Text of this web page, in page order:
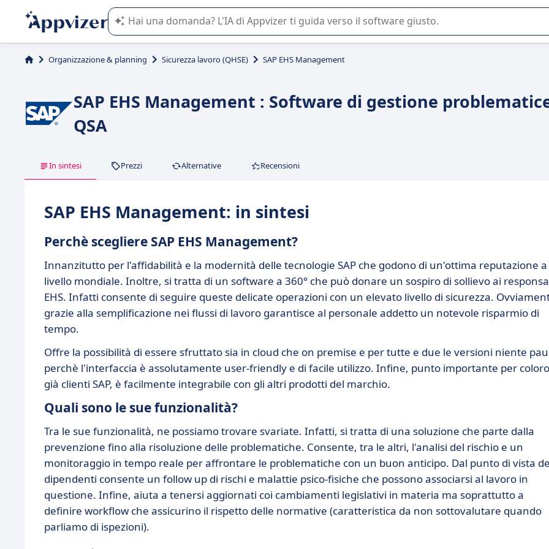
L'IA di Appvizer vi guida nell'utilizzo o nella scelta di un software SaaS per la vostra azienda.
Organizzazione & planning Sicurezza lavoro (QHSE) SAP EHS Management
SAP EHS Management : Software di gestione
QSA
In sintesi Prezzi Alternative Recensioni
SAP EHS Management: in sintesi
Perchè scegliere SAP EHS Management?
Innanzitutto per l'affidabilità e la modernità delle tecnologie SAP che godono di un'ottima reputazione a
livello mondiale. Inoltre, si tratta di un software a 360° che può donare un sospiro di sollievo ai
EHS. Infatti consente di seguire queste delicate operazioni con un elevato livello di sicurezza.
grazie alla semplificazione nei flussi di lavoro garantisce al personale addetto un notevole risparmio di
tempo.
Offre la possibilità di essere sfruttato sia in cloud che on premise e per tutte e due le versioni niente
perchè l'interfaccia è assolutamente user-friendly e di facile utilizzo. Infine, punto importante per coloro
già clienti SAP, è facilmente integrabile con gli altri prodotti del marchio.
Quali sono le sue funzionalità?
Tra le sue funzionalità, ne possiamo trovare svariate. Infatti, si tratta di una soluzione che parte dalla
prevenzione fino alla risoluzione delle problematiche. Consente, tra le altri, l'analisi del rischio e un
monitoraggio in tempo reale per affrontare le problematiche con un buon anticipo. Dal punto di vista
dipendenti consente un follow up di rischi e malattie psico-fisiche che possono associarsi al lavoro in
questione. Infine, aiuta a tenersi aggiornati coi cambiamenti legislativi in materia ma soprattutto a
definire workflow che assicurino il rispetto delle normative (caratteristica da non sottovalutare quando
parliamo di ispezioni).